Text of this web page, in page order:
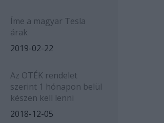
Íme a magyar Tesla
árak
2019-02-22
Az OTÉK rendelet
szerint 1 hónapon belül
készen kell lenni
2018-12-05